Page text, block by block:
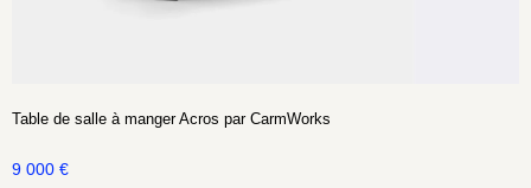
Table de salle à manger Acros par CarmWorks
9 000 €